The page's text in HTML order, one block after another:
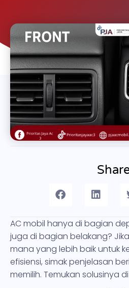
AC mobil hanya di bagian
juga di bagian belakang?
mana yang lebih baik untuk
efisiensi, simak penjelasan
memilih. Temukan solusinya di